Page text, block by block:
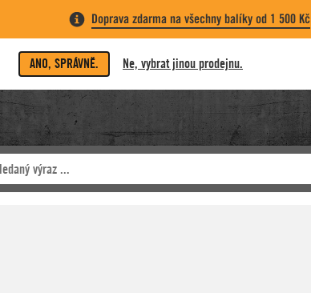
Doprava zdarma na všechny balíky od 1 500 Kč
ANO, SPRÁVNĚ. Ne, vybrat jinou prodejnu.